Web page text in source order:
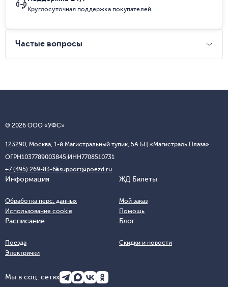
Круглосуточная поддержка покупателей
Частые вопросы
© 2026 ООО «УФС»
123290, Москва, 1-й Магистральный тупик, 5А БЦ «Магистраль Плаза»
ОГРН1037789003845;ИНН7708510731
+7 (495) 269-83-65support@poezd.ru
Информация
Обработка перс. данных
Использование cookie
ЖД Билеты
Мой заказ
Помощь
Расписание
Поезда
Электрички
Блог
Скидки и новости
Мы в соц. сетях